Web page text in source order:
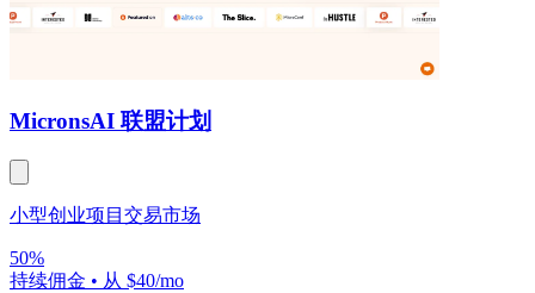
MicronsAI 联盟计划
小型创业项目交易市场
50%
持续佣金 • 从 $40/mo